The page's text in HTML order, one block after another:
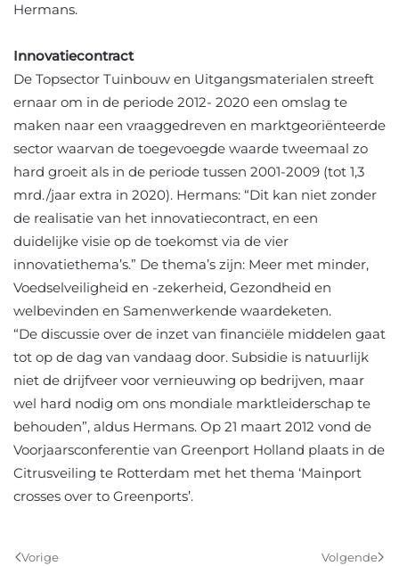
Hermans.
Innovatiecontract
De Topsector Tuinbouw en Uitgangsmaterialen streeft
ernaar om in de periode 2012- 2020 een omslag te
maken naar een vraaggedreven en marktgeoriënteerde
sector waarvan de toegevoegde waarde tweemaal zo
hard groeit als in de periode tussen 2001-2009 (tot 1,3
mrd./jaar extra in 2020). Hermans: “Dit kan niet zonder
de realisatie van het innovatiecontract, en een
duidelijke visie op de toekomst via de vier
innovatiethema’s.” De thema’s zijn: Meer met minder,
Voedselveiligheid en -zekerheid, Gezondheid en
welbevinden en Samenwerkende waardeketen.
“De discussie over de inzet van financiële middelen gaat
tot op de dag van vandaag door. Subsidie is natuurlijk
niet de drijfveer voor vernieuwing op bedrijven, maar
wel hard nodig om ons mondiale marktleiderschap te
behouden”, aldus Hermans. Op 21 maart 2012 vond de
Voorjaarsconferentie van Greenport Holland plaats in de
Citrusveiling te Rotterdam met het thema ‘Mainport
crosses over to Greenports’.
Vorige Volgende